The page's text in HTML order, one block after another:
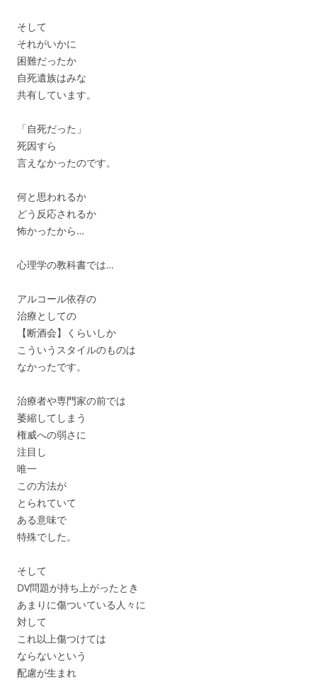
そして
それがいかに
困難だったか
自死遺族はみな
共有しています。
「自死だった」
死因すら
言えなかったのです。
何と思われるか
どう反応されるか
怖かったから…
心理学の教科書では…
アルコール依存の
治療としての
【断酒会】くらいしか
こういうスタイルのものは
なかったです。
治療者や専門家の前では
萎縮してしまう
権威への弱さに
注目し
唯一
この方法が
とられていて
ある意味で
特殊でした。
そして
DV問題が持ち上がったとき
あまりに傷ついている人々に
対して
これ以上傷つけては
ならないという
配慮が生まれ